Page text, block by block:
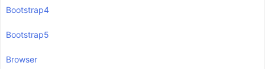
Bootstrap4
Bootstrap5
Browser